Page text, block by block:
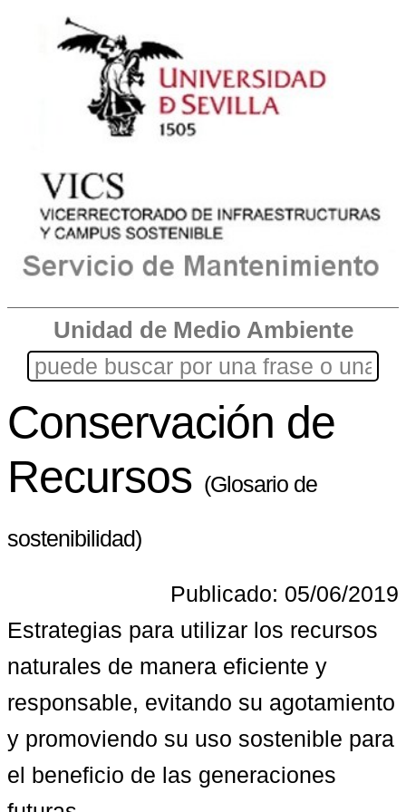
Unidad de Medio Ambiente
Conservación de
Recursos (Glosario de
sostenibilidad)
Publicado: 05/06/2019
Estrategias para utilizar los recursos
naturales de manera eficiente y
responsable, evitando su agotamiento
y promoviendo su uso sostenible para
el beneficio de las generaciones